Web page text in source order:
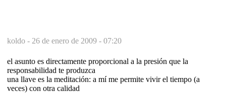
koldo - 26 de enero de 2009 - 07:20
el asunto es directamente proporcional a la presión que la
responsabilidad te produzca
una llave es la meditación: a mí me permite vivir el tiempo (a
veces) con otra calidad